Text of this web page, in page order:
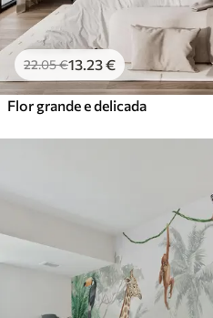
22.05€13 .23€
Flor grande e delicada